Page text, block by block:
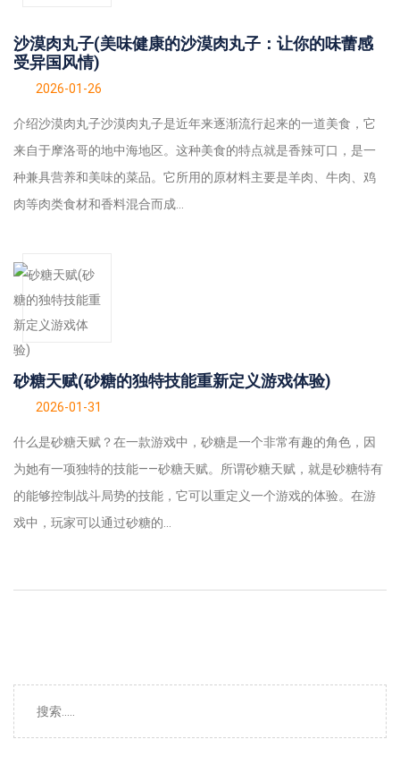
沙漠肉丸子(美味健康的沙漠肉丸子：让你的味蕾感
受异国风情)
2026-01-26
介绍沙漠肉丸子沙漠肉丸子是近年来逐渐流行起来的一道美食，它
来自于摩洛哥的地中海地区。这种美食的特点就是香辣可口，是一
种兼具营养和美味的菜品。它所用的原材料主要是羊肉、牛肉、鸡
肉等肉类食材和香料混合而成...
砂糖天赋(砂糖的独特技能重新定义游戏体验)
2026-01-31
什么是砂糖天赋？在一款游戏中，砂糖是一个非常有趣的角色，因
为她有一项独特的技能——砂糖天赋。所谓砂糖天赋，就是砂糖特有
的能够控制战斗局势的技能，它可以重定义一个游戏的体验。在游
戏中，玩家可以通过砂糖的...